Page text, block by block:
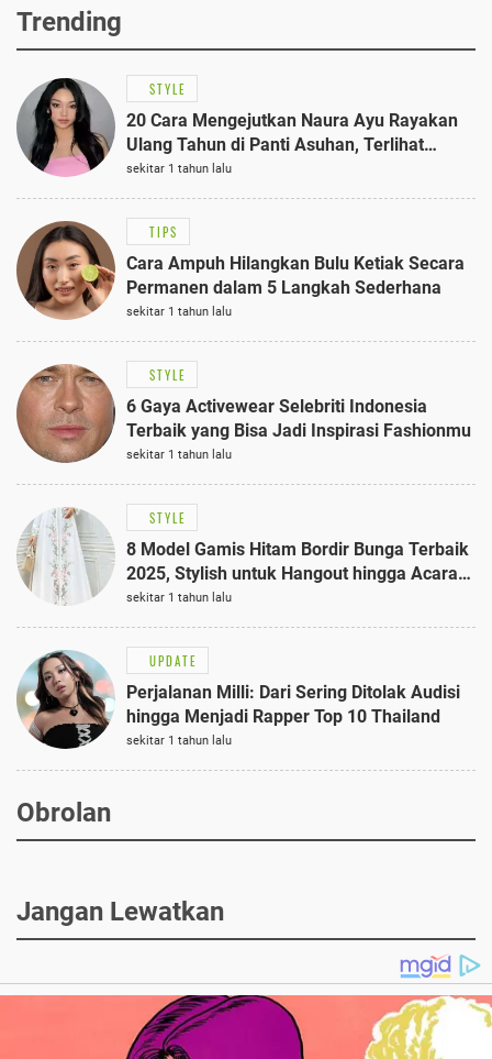
Trending
STYLE
20 Cara Mengejutkan Naura Ayu Rayakan
Ulang Tahun di Panti Asuhan, Terlihat
Anggun dengan Kaftan Cokelat
sekitar 1 tahun lalu
TIPS
Cara Ampuh Hilangkan Bulu Ketiak Secara
Permanen dalam 5 Langkah Sederhana
sekitar 1 tahun lalu
STYLE
6 Gaya Activewear Selebriti Indonesia
Terbaik yang Bisa Jadi Inspirasi Fashionmu
sekitar 1 tahun lalu
STYLE
8 Model Gamis Hitam Bordir Bunga Terbaik
2025, Stylish untuk Hangout hingga Acara
Semi-Formal
sekitar 1 tahun lalu
UPDATE
Perjalanan Milli: Dari Sering Ditolak Audisi
hingga Menjadi Rapper Top 10 Thailand
sekitar 1 tahun lalu
Obrolan
Jangan Lewatkan